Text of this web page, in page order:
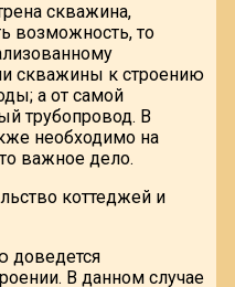
скважина,
возможность, то
скважины к строению
а от самой
трубопровод. В
необходимо на
важное дело.
доведется
В данном случае